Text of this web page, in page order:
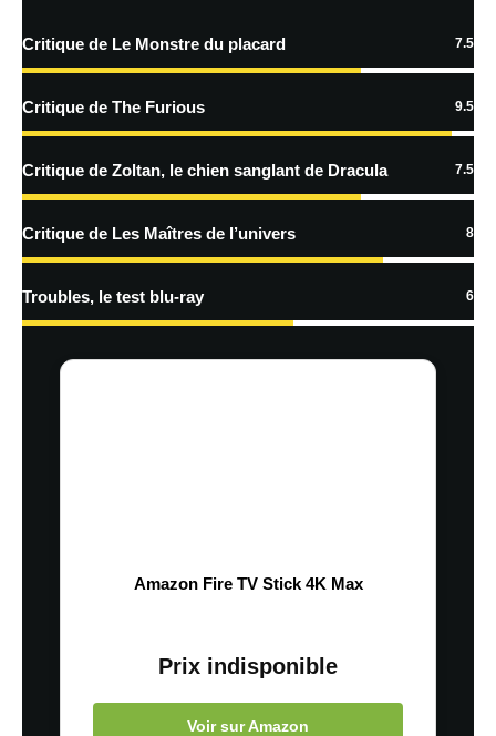
En savoir
traitées
Critique de Le Monstre du placard 7.5
Critique de The Furious 9.5
Critique de Zoltan, le chien sanglant de Dracula 7.5
Critique de Les Maîtres de l’univers 8
Troubles, le test blu-ray 6
Amazon Fire TV Stick 4K Max
Prix indisponible
Voir sur Amazon